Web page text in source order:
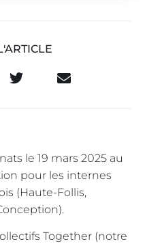
le 19 mars 2025 au
pour les internes
(Haute-Follis,
Together (notre